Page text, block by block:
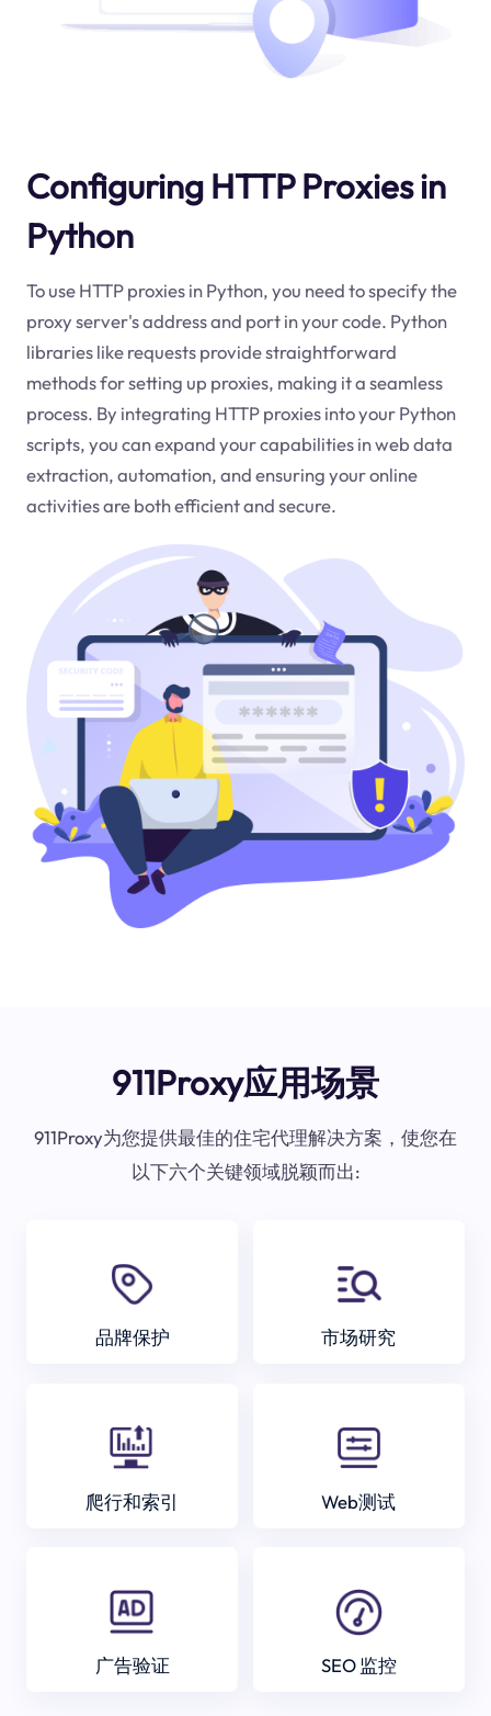
Configuring HTTP Proxies in
Python
To use HTTP proxies in Python, you need to specify the
proxy server's address and port in your code. Python
libraries like requests provide straightforward
methods for setting up proxies, making it a seamless
process. By integrating HTTP proxies into your Python
scripts, you can expand your capabilities in web data
extraction, automation, and ensuring your online
activities are both efficient and secure.
911Proxy应用场景
911Proxy为您提供最佳的住宅代理解决方案，使您在
以下六个关键领域脱颖而出:
品牌保护 市场研究
爬行和索引 Web测试
广告验证 SEO 监控